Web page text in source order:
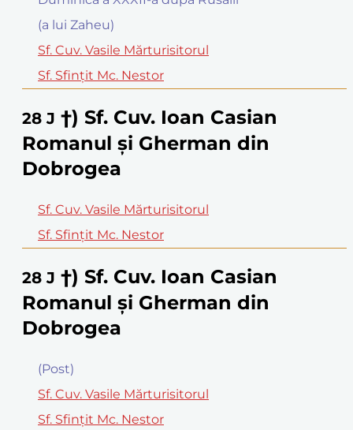
(a lui Zaheu)
Sf. Cuv. Vasile Mărturisitorul
Sf. Sfinţit Mc. Nestor
28 J †) Sf. Cuv. Ioan Casian
Romanul şi Gherman din
Dobrogea
Sf. Cuv. Vasile Mărturisitorul
Sf. Sfinţit Mc. Nestor
28 J †) Sf. Cuv. Ioan Casian
Romanul şi Gherman din
Dobrogea
(Post)
Sf. Cuv. Vasile Mărturisitorul
Sf. Sfinţit Mc. Nestor